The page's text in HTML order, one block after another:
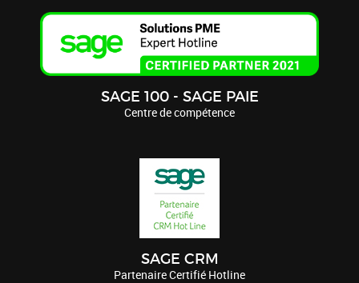
SAGE 100 - SAGE PAIE
Centre de compétence
SAGE CRM
Partenaire Certifié Hotline